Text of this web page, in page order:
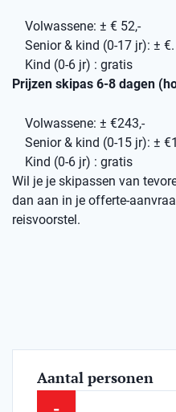
Volwassene: ± € 52,-
Senior & kind (0-17 jr): ± €.
Kind (0-6 jr) : gratis
Prijzen skipas 6-8 dagen
Volwassene: ± €243,-
Senior & kind (0-15 jr): ±
Kind (0-6 jr) : gratis
Wil je je skipassen van
dan aan in je offerte-
reisvoorstel.
Aantal personen